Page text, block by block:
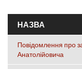
НАЗВА
Повідомлення про
Анатолійовича